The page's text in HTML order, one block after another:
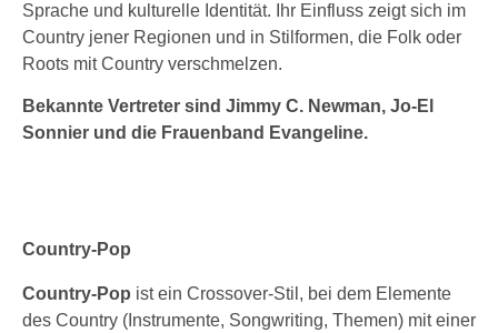
Sprache und kulturelle Identität. Ihr Einfluss zeigt sich im
Country jener Regionen und in Stilformen, die Folk oder
Roots mit Country verschmelzen.
Bekannte Vertreter sind Jimmy C. Newman, Jo-El
Sonnier und die Frauenband Evangeline.
Country-Pop
Country-Pop ist ein Crossover-Stil, bei dem Elemente
des Country (Instrumente, Songwriting, Themen) mit einer